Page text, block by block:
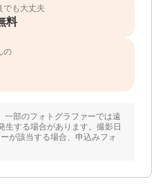
でも大丈夫
料
の
一部のフォトグラファーでは遠
する場合があります。撮影日
が該当する場合、申込みフォ